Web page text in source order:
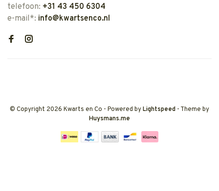
telefoon: +31 43 450 6304
e-mail*: info@kwartsenco.nl
© Copyright 2026 Kwarts en Co - Powered byLightspeed - Theme by
Huysmans.me